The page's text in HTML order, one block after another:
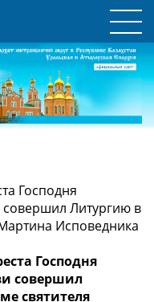
Господня
совершил Литургию в
Исповедника
Господня
совершил
святителя